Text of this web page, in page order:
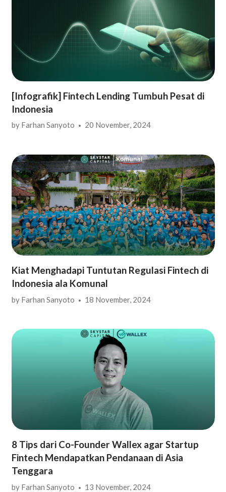
[Infografik] Fintech Lending Tumbuh Pesat di
Indonesia
by Farhan Sanyoto 20 November, 2024
Kiat Menghadapi Tuntutan Regulasi Fintech di
Indonesia ala Komunal
by Farhan Sanyoto 18 November, 2024
8 Tips dari Co-Founder Wallex agar Startup
Fintech Mendapatkan Pendanaan di Asia
Tenggara
by Farhan Sanyoto 13 November, 2024